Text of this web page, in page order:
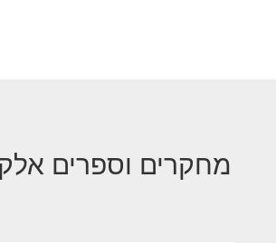
מחקרים וספרים